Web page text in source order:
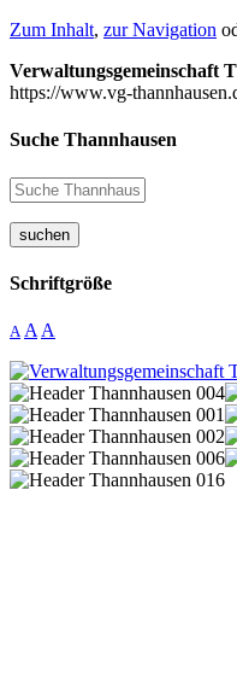
Zum Inhalt, zur Navigation
Verwaltungsgemeinschaft
https://www.vg-
Suche Thannhausen
suchen
Schriftgröße
A A A